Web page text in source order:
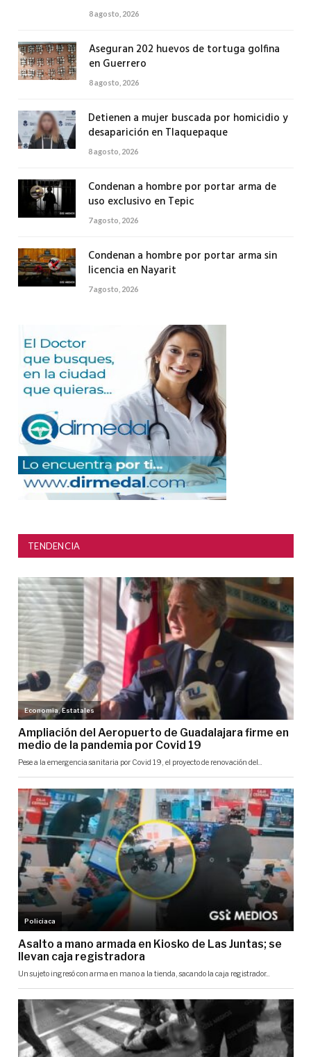
8 agosto, 2026
Aseguran 202 huevos de tortuga golfina
en Guerrero
8 agosto, 2026
Detienen a mujer buscada por homicidio y
desaparición en Tlaquepaque
8 agosto, 2026
Condenan a hombre por portar arma de
uso exclusivo en Tepic
7 agosto, 2026
Condenan a hombre por portar arma sin
licencia en Nayarit
7 agosto, 2026
TENDENCIA